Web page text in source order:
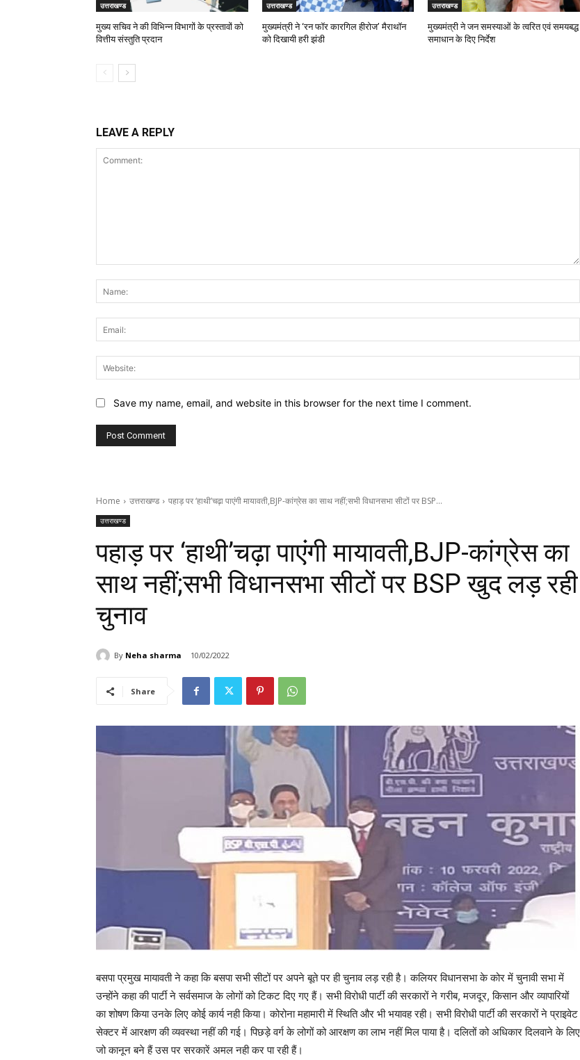
उत्तराखण्ड
मुख्य सचिव ने की विभिन्न विभागों के प्रस्तावों को
वित्तीय संस्तुति प्रदान
उत्तराखण्ड
मुख्यमंत्री ने ‘रन फॉर कारगिल हीरोज’ मैराथॉन
को दिखायी हरी झंडी
उत्तराखण्ड
मुख्यमंत्री ने जन समस्याओं के त्वरित एवं समयबद्ध
समाधान के दिए निर्देश
LEAVE A REPLY
Save my name, email, and website in this browser for the next time I comment.